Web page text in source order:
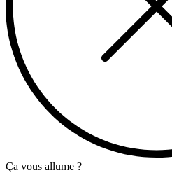
Ça vous allume ?